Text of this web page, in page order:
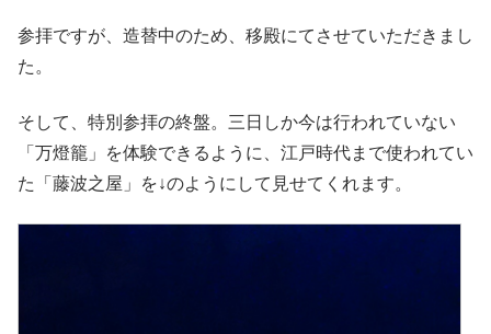
参拝ですが、造替中のため、移殿にてさせていただきまし
た。
そして、特別参拝の終盤。三日しか今は行われていない
「万燈籠」を体験できるように、江戸時代まで使われてい
た「藤波之屋」を↓のようにして見せてくれます。